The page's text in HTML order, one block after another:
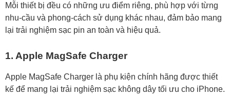
Mỗi thiết bị đều có những ưu điểm riêng, phù hợp với từng
nhu-cầu và phong-cách sử dụng khác nhau, đảm bảo mang
lại trải nghiệm sạc pin an toàn và hiệu quả.
1. Apple MagSafe Charger
Apple MagSafe Charger là phụ kiện chính hãng được thiết
kế để mang lại trải nghiệm sạc không dây tối ưu cho iPhone.